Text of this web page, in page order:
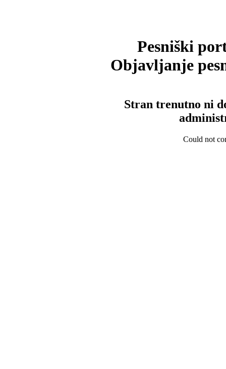
Pesniški
Objavljanje
Stran trenutno ni
Could not